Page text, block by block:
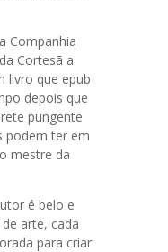
Companhia
Cortesã a
livro que epub
depois que
pungente
podem ter em
mestre da
é belo e
arte, cada
para criar